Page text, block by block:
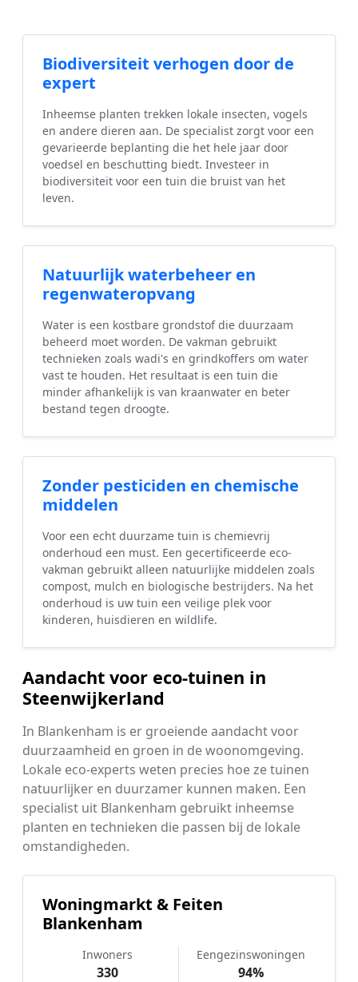
Biodiversiteit verhogen door de
expert
Inheemse planten trekken lokale insecten, vogels
en andere dieren aan. De specialist zorgt voor een
gevarieerde beplanting die het hele jaar door
voedsel en beschutting biedt. Investeer in
biodiversiteit voor een tuin die bruist van het
leven.
Natuurlijk waterbeheer en
regenwateropvang
Water is een kostbare grondstof die duurzaam
beheerd moet worden. De vakman gebruikt
technieken zoals wadi's en grindkoffers om water
vast te houden. Het resultaat is een tuin die
minder afhankelijk is van kraanwater en beter
bestand tegen droogte.
Zonder pesticiden en chemische
middelen
Voor een echt duurzame tuin is chemievrij
onderhoud een must. Een gecertificeerde eco-
vakman gebruikt alleen natuurlijke middelen zoals
compost, mulch en biologische bestrijders. Na het
onderhoud is uw tuin een veilige plek voor
kinderen, huisdieren en wildlife.
Aandacht voor eco-tuinen in
Steenwijkerland
In Blankenham is er groeiende aandacht voor
duurzaamheid en groen in de woonomgeving.
Lokale eco-experts weten precies hoe ze tuinen
natuurlijker en duurzamer kunnen maken. Een
specialist uit Blankenham gebruikt inheemse
planten en technieken die passen bij de lokale
omstandigheden.
Woningmarkt & Feiten
Blankenham
Inwoners
330
Eengezinswoningen
94%